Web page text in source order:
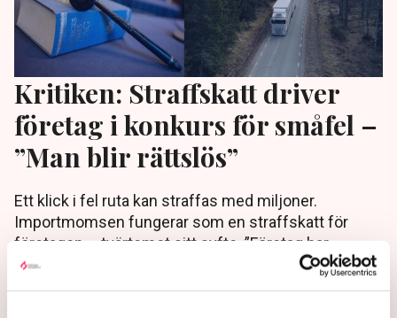
Kritiken: Straffskatt driver
företag i konkurs för småfel –
”Man blir rättslös”
Ett klick i fel ruta kan straffas med miljoner.
Importmomsen fungerar som en straffskatt för
företagen – tvärtemot sitt syfte. ”Företag har
tvingats gå i konkurs”, säger Linus Magnusson på